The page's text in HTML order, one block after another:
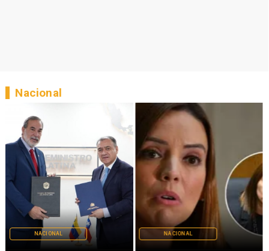
NACIONAL NACIONAL
Nacional